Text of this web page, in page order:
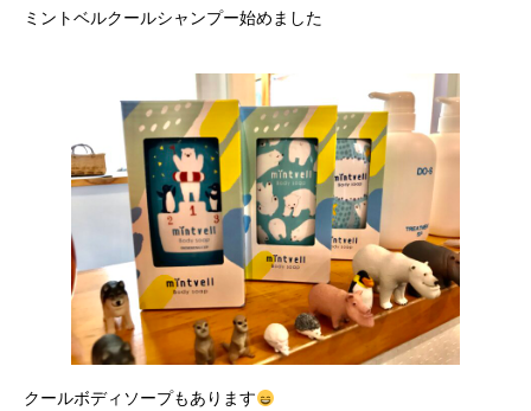
ミントベルクールシャンプー始めました
クールボディソープもあります